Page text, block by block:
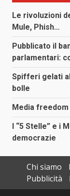
Le rivoluzioni
Mule, Phish…
Pubblicato il
parlamentari:
Spifferi gelati
bolle
Media
I “5 Stelle” e i
democrazie
Chi siamo
Pubblicità